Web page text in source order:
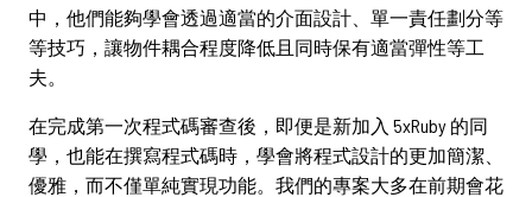
中，他們能夠學會透過適當的介面設計、單一責任劃分等
等技巧，讓物件耦合程度降低且同時保有適當彈性等工
夫。
在完成第一次程式碼審查後，即便是新加入 5xRuby 的同
學，也能在撰寫程式碼時，學會將程式設計的更加簡潔、
優雅，而不僅單純實現功能。我們的專案大多在前期會花